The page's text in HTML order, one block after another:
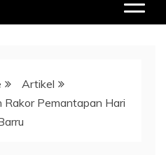
Artikel
Rakor Pemantapan Hari